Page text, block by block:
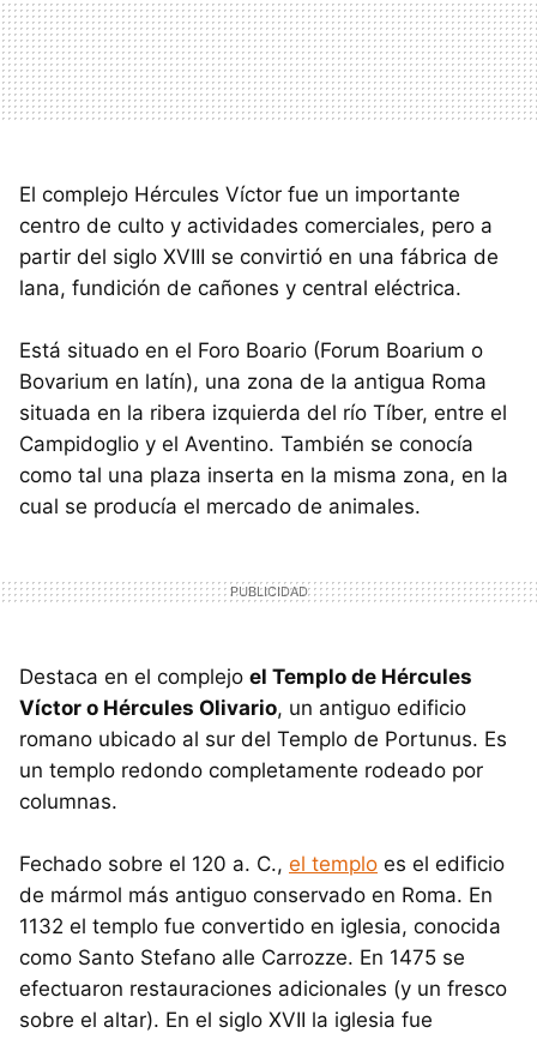
El complejo Hércules Víctor fue un importante
centro de culto y actividades comerciales, pero a
partir del siglo XVIII se convirtió en una fábrica de
lana, fundición de cañones y central eléctrica.
Está situado en el Foro Boario (Forum Boarium o
Bovarium en latín), una zona de la antigua Roma
situada en la ribera izquierda del río Tíber, entre el
Campidoglio y el Aventino. También se conocía
como tal una plaza inserta en la misma zona, en la
cual se producía el mercado de animales.
Destaca en el complejo el Templo de Hércules
Víctor o Hércules Olivario, un antiguo edificio
romano ubicado al sur del Templo de Portunus. Es
un templo redondo completamente rodeado por
columnas.
Fechado sobre el 120 a. C., el templo es el edificio
de mármol más antiguo conservado en Roma. En
1132 el templo fue convertido en iglesia, conocida
como Santo Stefano alle Carrozze. En 1475 se
efectuaron restauraciones adicionales (y un fresco
sobre el altar). En el siglo XVII la iglesia fue